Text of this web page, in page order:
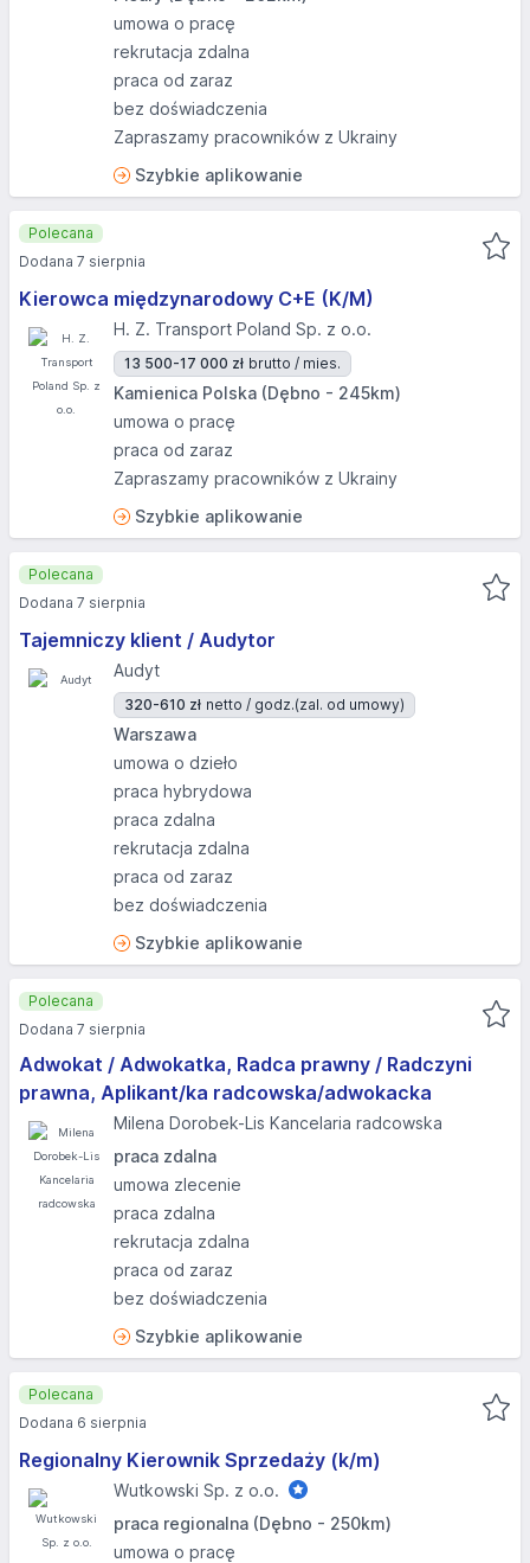
umowa o pracę
rekrutacja zdalna
praca od zaraz
bez doświadczenia
Zapraszamy pracowników z Ukrainy
Szybkie aplikowanie
Kierowca międzynarodowy C+E (K/M)
H. Z. Transport Poland Sp. z o.o.
13 500-17 000 zł brutto / mies.
Kamienica Polska (Dębno - 245km)
umowa o pracę
praca od zaraz
Zapraszamy pracowników z Ukrainy
Szybkie aplikowanie
Polecana
Dodana 7 sierpnia
Tajemniczy klient / Audytor
Audyt
320-610 zł netto / godz.(zal. od umowy)
Warszawa
umowa o dzieło
praca hybrydowa
praca zdalna
rekrutacja zdalna
praca od zaraz
bez doświadczenia
Szybkie aplikowanie
Polecana
Dodana 7 sierpnia
Adwokat / Adwokatka, Radca prawny / Radczyni
prawna, Aplikant/ka radcowska/adwokacka
Milena Dorobek-Lis Kancelaria radcowska
praca zdalna
umowa zlecenie
praca zdalna
rekrutacja zdalna
praca od zaraz
bez doświadczenia
Szybkie aplikowanie
Polecana
Dodana 7 sierpnia
Regionalny Kierownik Sprzedaży (k/m)
Wutkowski Sp. z o.o.
praca regionalna (Dębno - 250km)
umowa o pracę
Polecana
Dodana 6 sierpnia